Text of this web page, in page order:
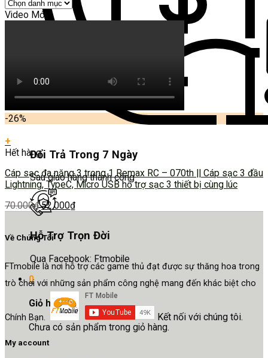
Đổi Trả Trong 7 Ngày
Sau giao hàng thành công
Hỗ Trợ Trọn Đời
Qua Facebook: Ftmobile
0
Giỏ hàng
Chưa có sản phẩm trong giỏ hàng.
Video Mới
-26%
+
Hết hàng
Cáp sạc đa năng 3 trong 1 Remax RC – 070th || Cáp sạc 3 đầu
Lightning, TypeC, Micro USB hỗ trợ sạc 3 thiết bị cùng lúc
70.000₫ 52.000₫
Về Chúng Tôi
FTmobile là nơi hỗ trợ các game thủ đạt được sự thăng hoa trong
trò chơi với những sản phẩm công nghệ mang đến khác biệt cho
Chính Bạn. Kết nối với chúng tôi.
My account